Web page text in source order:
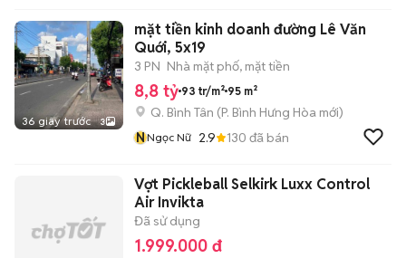
36 giây trước 3
mặt tiền kinh doanh đường Lê Văn
Quới, 5x19
3 PN Nhà mặt phố, mặt tiền
8,8 tỷ 93 tr/m² 95 m²
Q. Bình Tân (P. Bình Hưng Hòa mới)
NNgọc Nữ 2.9 130 đã bán
Vợt Pickleball Selkirk Luxx Control
Air Invikta
Đã sử dụng
1.999.000 đ